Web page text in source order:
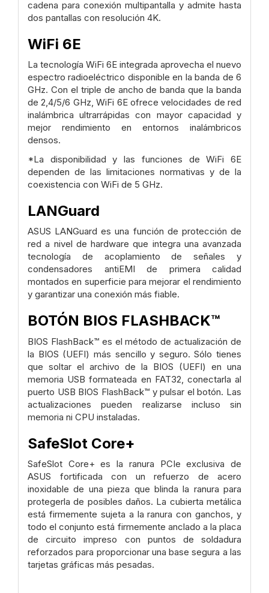
cadena para conexión multipantalla y admite hasta
dos pantallas con resolución 4K.
WiFi 6E
La tecnología WiFi 6E integrada aprovecha el nuevo
espectro radioeléctrico disponible en la banda de 6
GHz. Con el triple de ancho de banda que la banda
de 2,4/5/6 GHz, WiFi 6E ofrece velocidades de red
inalámbrica ultrarrápidas con mayor capacidad y
mejor rendimiento en entornos inalámbricos
densos.
*La disponibilidad y las funciones de WiFi 6E
dependen de las limitaciones normativas y de la
coexistencia con WiFi de 5 GHz.
LANGuard
ASUS LANGuard es una función de protección de
red a nivel de hardware que integra una avanzada
tecnología de acoplamiento de señales y
condensadores antiEMI de primera calidad
montados en superficie para mejorar el rendimiento
y garantizar una conexión más fiable.
BOTÓN BIOS FLASHBACK™
BIOS FlashBack™ es el método de actualización de
la BIOS (UEFI) más sencillo y seguro. Sólo tienes
que soltar el archivo de la BIOS (UEFI) en una
memoria USB formateada en FAT32, conectarla al
puerto USB BIOS FlashBack™ y pulsar el botón. Las
actualizaciones pueden realizarse incluso sin
memoria ni CPU instaladas.
SafeSlot Core+
SafeSlot Core+ es la ranura PCIe exclusiva de
ASUS fortificada con un refuerzo de acero
inoxidable de una pieza que blinda la ranura para
protegerla de posibles daños. La cubierta metálica
está firmemente sujeta a la ranura con ganchos, y
todo el conjunto está firmemente anclado a la placa
de circuito impreso con puntos de soldadura
reforzados para proporcionar una base segura a las
tarjetas gráficas más pesadas.